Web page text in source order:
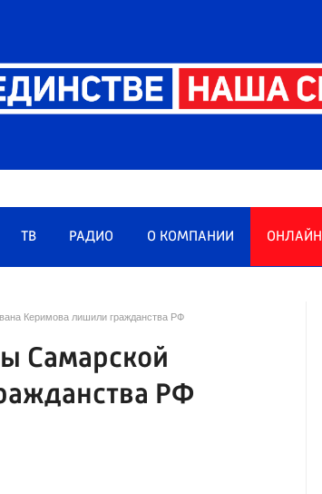
ТВ РАДИО О КОМПАНИИ ОНЛАЙН
Керимова лишили гражданства РФ
Самарской
РФ